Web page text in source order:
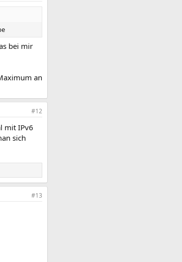
bei mir
an
#12
mit IPv6
sich
#13